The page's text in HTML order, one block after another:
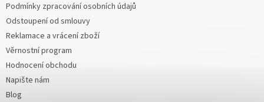
Podmínky zpracování osobních údajů
Odstoupení od smlouvy
Reklamace a vrácení zboží
Věrnostní program
Hodnocení obchodu
Napište nám
Blog